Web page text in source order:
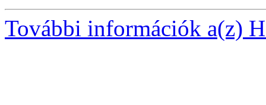
További információk a(z)